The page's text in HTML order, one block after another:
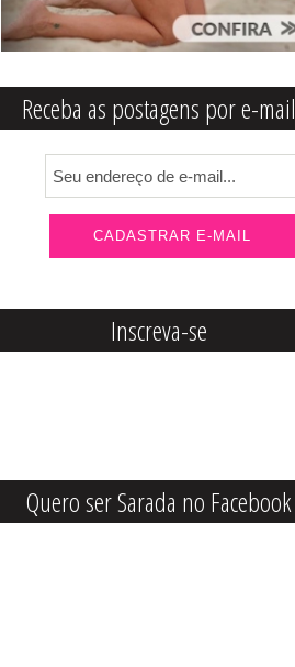
Receba as postagens por e-mail
Inscreva-se
Quero ser Sarada no Facebook